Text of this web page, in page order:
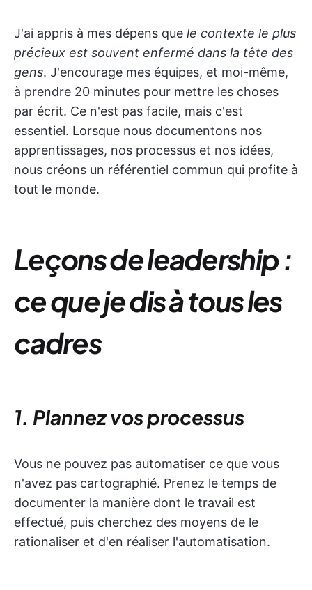
J'ai appris à mes dépens que le contexte le plus
précieux est souvent enfermé dans la tête des
gens. J'encourage mes équipes, et moi-même,
à prendre 20 minutes pour mettre les choses
par écrit. Ce n'est pas facile, mais c'est
essentiel. Lorsque nous documentons nos
apprentissages, nos processus et nos idées,
nous créons un référentiel commun qui profite à
tout le monde.
Leçons de leadership :
ce que je dis à tous les
cadres
1. Plannez vos processus
Vous ne pouvez pas automatiser ce que vous
n'avez pas cartographié. Prenez le temps de
documenter la manière dont le travail est
effectué, puis cherchez des moyens de le
rationaliser et d'en réaliser l'automatisation.